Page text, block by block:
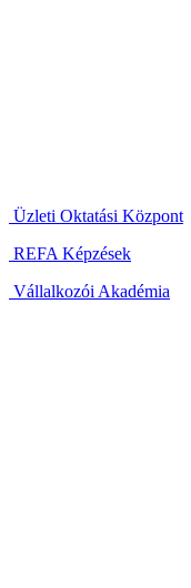
Üzleti Oktatási Központ
REFA Képzések
Vállalkozói Akadémia